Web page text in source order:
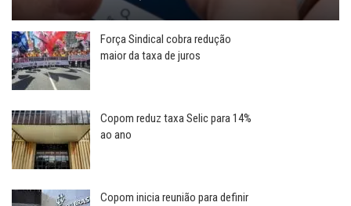
Força Sindical cobra redução
maior da taxa de juros
Copom reduz taxa Selic para 14%
ao ano
Copom inicia reunião para definir